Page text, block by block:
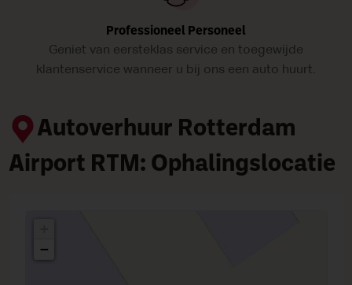
Professioneel Personeel
Geniet van eersteklas service en toegewijde
klantenservice wanneer u bij ons een auto huurt.
Autoverhuur Rotterdam
Airport RTM: Ophalingslocatie
−